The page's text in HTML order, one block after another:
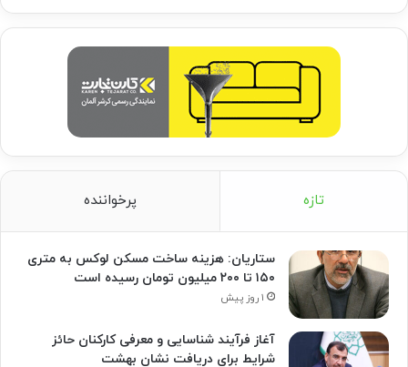
تازه پرخواننده
ستاریان: هزینه ساخت مسکن لوکس به متری
۱۵۰ تا ۲۰۰ میلیون تومان رسیده است
۱ روز پیش
آغاز فرآیند شناسایی و معرفی کارکنان حائز
شرایط برای دریافت نشان بهشت